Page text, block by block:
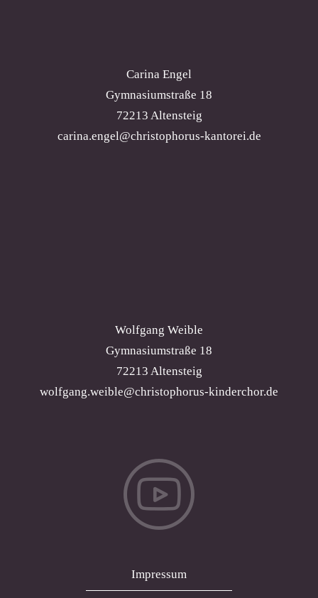
Carina Engel
Gymnasiumstraße 18
72213 Altensteig
carina.engel@christophorus-kantorei.de
Wolfgang Weible
Gymnasiumstraße 18
72213 Altensteig
wolfgang.weible@christophorus-kinderchor.de
Impressum